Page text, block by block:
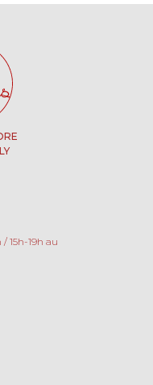
15h-19h au